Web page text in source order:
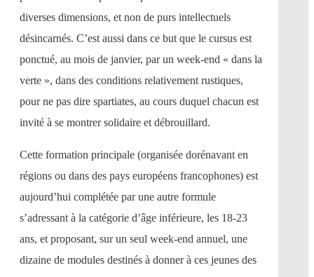
diverses dimensions, et non de purs intellectuels
désincarnés. C’est aussi dans ce but que le cursus est
ponctué, au mois de janvier, par un week-end « dans la
verte », dans des conditions relativement rustiques,
pour ne pas dire spartiates, au cours duquel chacun est
invité à se montrer solidaire et débrouillard.
Cette formation principale (organisée dorénavant en
régions ou dans des pays européens francophones) est
aujourd’hui complétée par une autre formule
s’adressant à la catégorie d’âge inférieure, les 18-23
ans, et proposant, sur un seul week-end annuel, une
dizaine de modules destinés à donner à ces jeunes des